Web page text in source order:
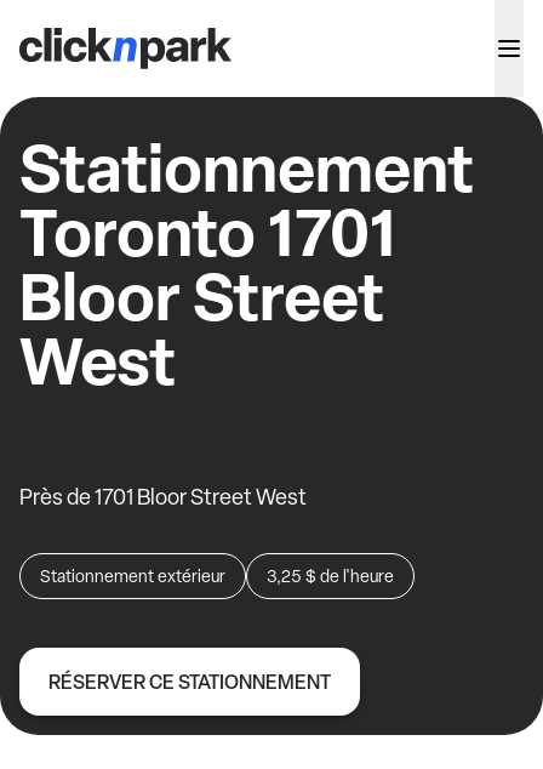
Stationnement
Toronto 1701
Bloor Street
West
Près de 1701 Bloor Street West
Stationnement extérieur 3,25 $ de l'heure
RÉSERVER CE STATIONNEMENT